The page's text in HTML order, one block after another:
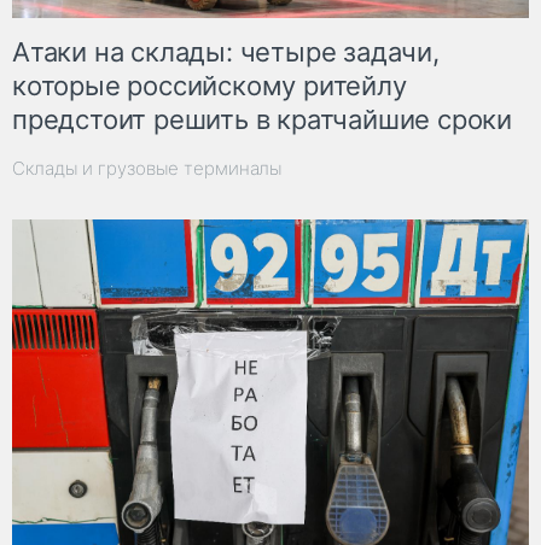
Атаки на склады: четыре задачи,
которые российскому ритейлу
предстоит решить в кратчайшие сроки
Склады и грузовые терминалы